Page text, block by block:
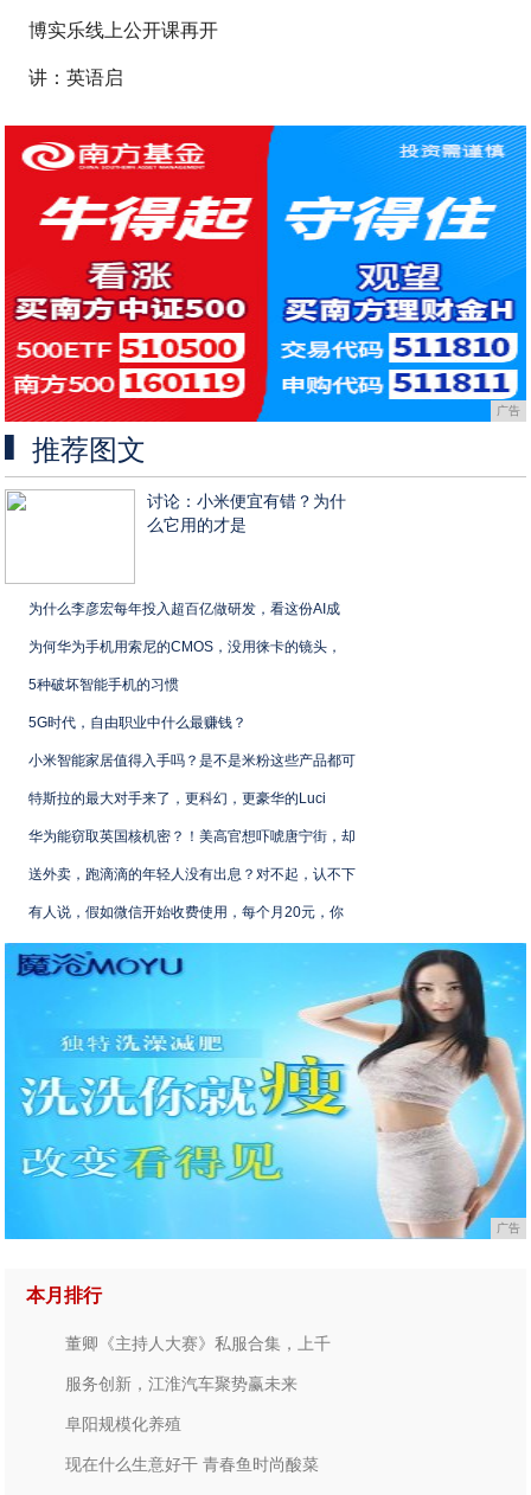
博实乐线上公开课再开
讲：英语启
广告
推荐图文
讨论：小米便宜有错？为什
么它用的才是
为什么李彦宏每年投入超百亿做研发，看这份AI成
为何华为手机用索尼的CMOS，没用徕卡的镜头，
5种破坏智能手机的习惯
5G时代，自由职业中什么最赚钱？
小米智能家居值得入手吗？是不是米粉这些产品都可
特斯拉的最大对手来了，更科幻，更豪华的Luci
华为能窃取英国核机密？！美高官想吓唬唐宁街，却
送外卖，跑滴滴的年轻人没有出息？对不起，认不下
有人说，假如微信开始收费使用，每个月20元，你
广告
本月排行
董卿《主持人大赛》私服合集，上千
服务创新，江淮汽车聚势赢未来
阜阳规模化养殖
现在什么生意好干 青春鱼时尚酸菜